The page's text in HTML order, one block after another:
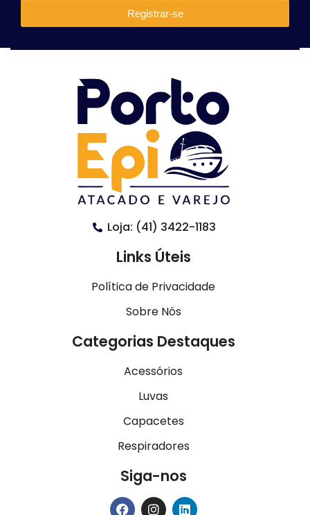
Registrar-se
Loja: (41) 3422-1183
Links Úteis
Política de Privacidade
Sobre Nós
Categorias Destaques
Acessórios
Luvas
Capacetes
Respiradores
Siga-nos